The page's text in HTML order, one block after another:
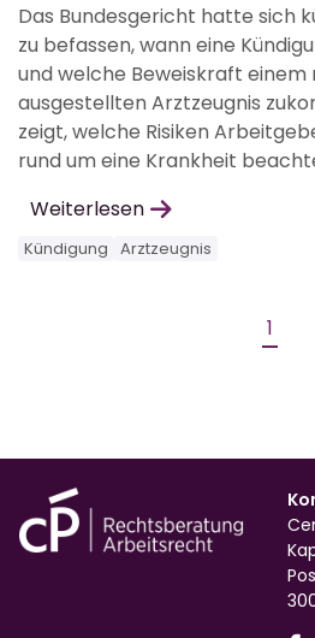
Das Bundesgericht hatte sich
zu befassen, wann eine
und welche Beweiskraft einem
ausgestellten Arztzeugnis
zeigt, welche Risiken
rund um eine Krankheit
Weiterlesen
Kündigung Arztzeugnis
1